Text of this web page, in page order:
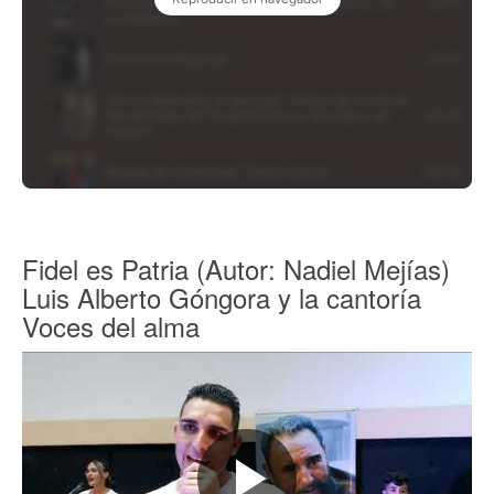
Fidel es Patria (Autor: Nadiel Mejías)
Luis Alberto Góngora y la cantoría
Voces del alma